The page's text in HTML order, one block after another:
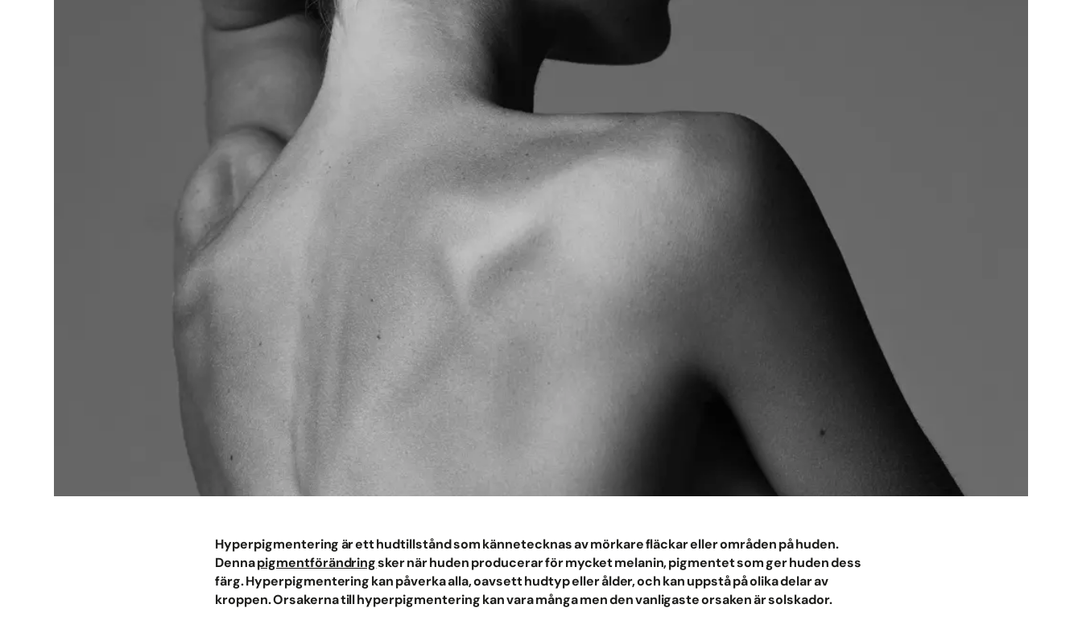
Hyperpigmentering är ett hudtillstånd som kännetecknas av mörkare fläckar eller områden på huden.
Dennapigmentförändringsker när huden producerar för mycket melanin, pigmentet som ger huden dess
färg. Hyperpigmentering kan påverka alla, oavsett hudtyp eller ålder, och kan uppstå på olika delar av
kroppen. Orsakerna till hyperpigmentering kan vara många men den vanligaste orsaken är solskador.